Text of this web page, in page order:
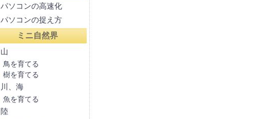
パソコンの高速化
パソコンの捉え方
ミニ自然界
山
鳥を育てる
樹を育てる
川、海
魚を育てる
陸